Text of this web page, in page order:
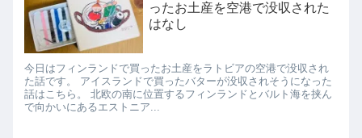
ったお土産を空港で没収された
はなし
今日はフィンランドで買ったお土産をラトビアの空港で没収され
た話です。 アイスランドで買ったバターが没収されそうになった
話はこちら。 北欧の南に位置するフィンランドとバルト海を挟ん
で向かいにあるエストニア...